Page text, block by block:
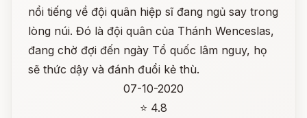
nổi tiếng về đội quân hiệp sĩ đang ngủ say trong
lòng núi. Đó là đội quân của Thánh Wenceslas,
đang chờ đợi đến ngày Tổ quốc lâm nguy, họ
sẽ thức dậy và đánh đuổi kẻ thù.
07-10-2020
⭐ 4.8